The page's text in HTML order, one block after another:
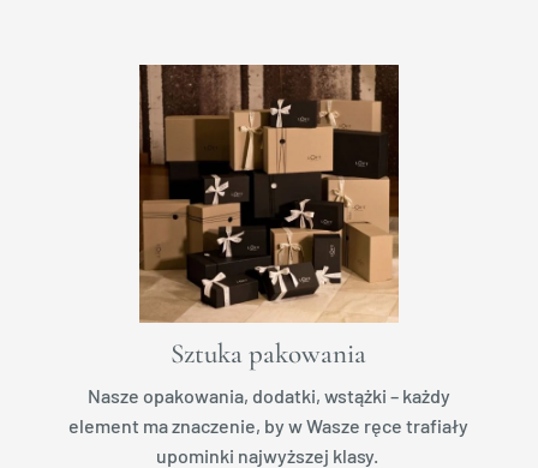
Sztuka pakowania
Nasze opakowania, dodatki, wstążki – każdy
element ma znaczenie, by w Wasze ręce trafiały
upominki najwyższej klasy.